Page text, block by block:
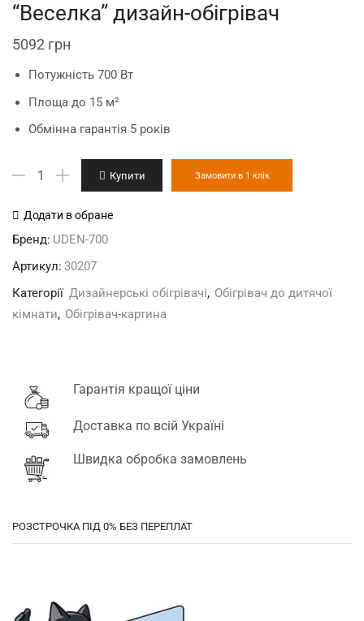
“Веселка” дизайн-обігрівач
5092 грн
Потужність 700 Вт
Площа до 15 м²
Обмінна гарантія 5 років
"Веселка"
обігрівач
кількість
Купити Замовити в 1 клік
Додати в обране
Бренд: UDEN-700
Артикул: 30207
Категорії Дизайнерські обігрівачі, Обігрівач до дитячої
кімнати, Обігрівач-картина
Гарантія кращої ціни
Доставка по всій Україні
Швидка обробка замовлень
РОЗСТРОЧКА ПІД 0% БЕЗ ПЕРЕПЛАТ